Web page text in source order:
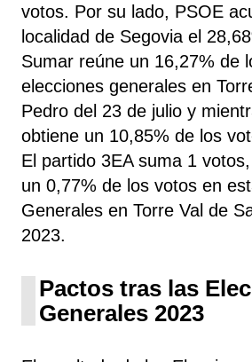
votos. Por su lado, PSOE
localidad de Segovia el
Sumar reúne un 16,27% de
elecciones generales en
Pedro del 23 de julio y
obtiene un 10,85% de los
El partido 3EA suma 1
un 0,77% de los votos en
Generales en Torre Val de
2023.
Pactos tras las
Generales 2023